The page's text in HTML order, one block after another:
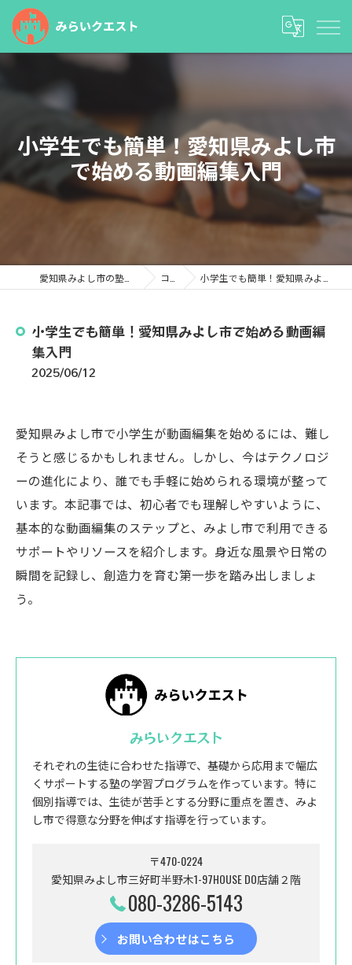
小学生でも簡単！愛知県みよし市
で始める動画編集入門
コラム 小学生でも簡単！愛知県みよし市で始める動画編集入門
小学生でも簡単！愛知県みよし市で始める動画編
集入門
2025/06/12
愛知県みよし市で小学生が動画編集を始めるには、難し
そうと感じるかもしれません。しかし、今はテクノロジ
ーの進化により、誰でも手軽に始められる環境が整って
います。本記事では、初心者でも理解しやすいように、
基本的な動画編集のステップと、みよし市で利用できる
サポートやリソースを紹介します。身近な風景や日常の
瞬間を記録し、創造力を育む第一歩を踏み出しましょ
う。
みらいクエスト
それぞれの生徒に合わせた指導で、基礎から応用まで幅広
くサポートする塾の学習プログラムを作っています。特に
個別指導では、生徒が苦手とする分野に重点を置き、みよ
し市で得意な分野を伸ばす指導を行っています。
〒470-0224
愛知県みよし市三好町半野木1-97HOUSE DO店舗２階
080-3286-5143
お問い合わせはこちら